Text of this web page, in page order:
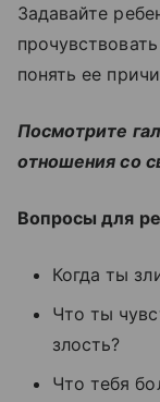
Задавайте
понять ее
Посмотрите
отношения со
Вопросы для
Когда ты
Что ты
злость?
Что тебя